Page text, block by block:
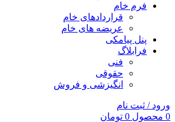
فرم خام
قراردادهای خام
عریضه های خام
پنل پیامکی
فرابلاگ
فنی
حقوقی
انگیزشی و فروش
ورود / ثبت نام
0 محصول 0 تومان